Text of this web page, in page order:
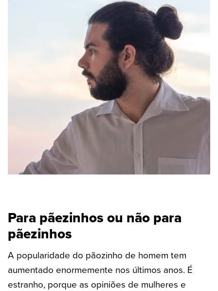
Para pãezinhos ou não para
pãezinhos
A popularidade do pãozinho de homem tem
aumentado enormemente nos últimos anos. É
estranho, porque as opiniões de mulheres e